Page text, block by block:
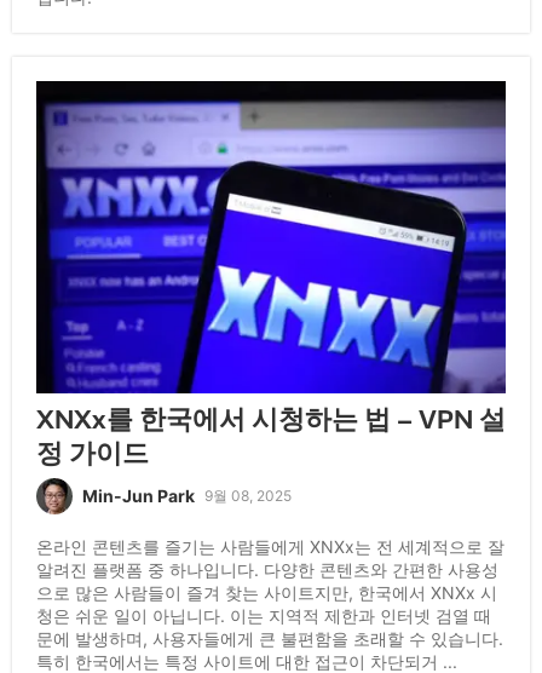
XNXx를 한국에서 시청하는 법 – VPN 설
정 가이드
Min-Jun Park 9월 08, 2025
온라인 콘텐츠를 즐기는 사람들에게 XNXx는 전 세계적으로 잘
알려진 플랫폼 중 하나입니다. 다양한 콘텐츠와 간편한 사용성
으로 많은 사람들이 즐겨 찾는 사이트지만, 한국에서 XNXx 시
청은 쉬운 일이 아닙니다. 이는 지역적 제한과 인터넷 검열 때
문에 발생하며, 사용자들에게 큰 불편함을 초래할 수 있습니다.
특히 한국에서는 특정 사이트에 대한 접근이 차단되거 ...